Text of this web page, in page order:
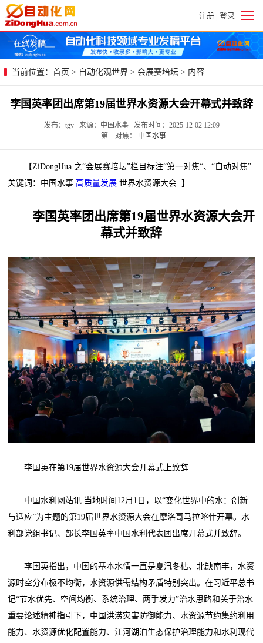
注册 | 登录
当前位置： 首页 > 自动化观世界 > 会展赛培坛 > 内容
李国英率团出席第19届世界水资源大会开幕式并致辞
发布：tgy 来源：中国水事 发布时间：2025-12-02 12:09
第一对焦：
中国水事
【ZiDongHua 之“会展赛培坛”栏目标注“第一对焦“、“自动对焦”
关键词：中国水事 高质量发展 世界水资源大会 】
李国英率团出席第19届世界水资源大会开
幕式并致辞
李国英在第19届世界水资源大会开幕式上致辞
中国水利网站讯 当地时间12月1日，以“变化世界中的水：创新
与适应”为主题的第19届世界水资源大会在摩洛哥马拉喀什开幕。水
利部党组书记、部长李国英率中国水利代表团出席开幕式并致辞。
李国英指出，中国的基本水情一直是夏汛冬枯、北缺南丰，水资
源时空分布极不均衡，水资源供需结构矛盾特别突出。在习近平总书
记“节水优先、空间均衡、系统治理、两手发力”治水思路和关于治水
重要论述精神指引下，中国洪涝灾害防御能力、水资源节约集约利用
能力、水资源优化配置能力、江河湖泊生态保护治理能力和水利现代